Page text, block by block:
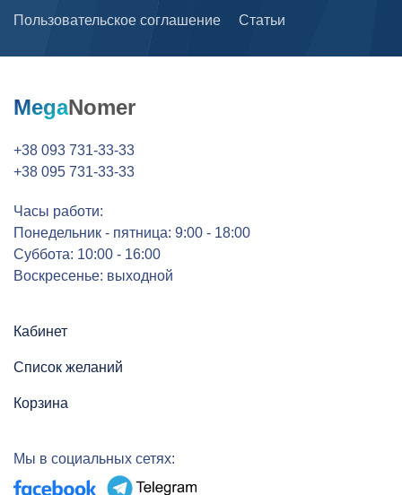
Пользовательское соглашение Статьи
MegaNomer
+38 093 731-33-33
+38 095 731-33-33
Часы работи:
Понедельник - пятница: 9:00 - 18:00
Суббота: 10:00 - 16:00
Воскресенье: выходной
Кабинет
Список желаний
Корзина
Мы в социальных сетях: